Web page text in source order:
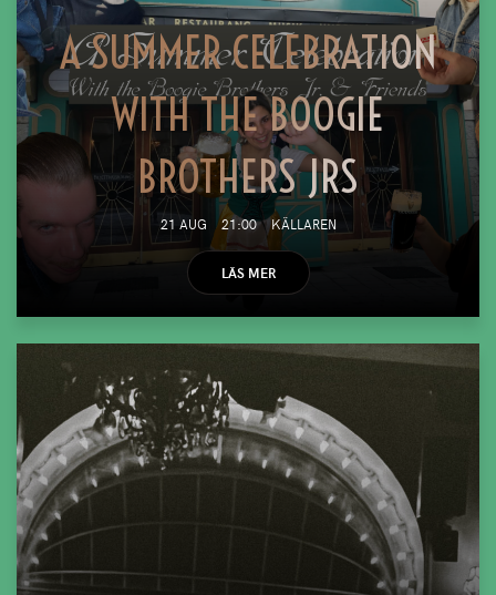
A SUMMER CELEBRATION
WITH THE BOOGIE
BROTHERS JRS
21 AUG 21:00 KÄLLAREN
LÄS MER